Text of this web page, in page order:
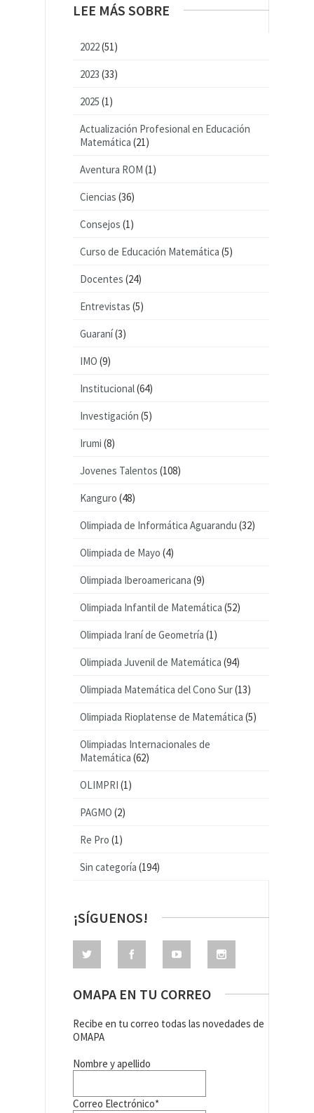
LEE MÁS SOBRE
2022(51)
2023 (33)
2025 (1)
Actualización Profesional en Educación
Matemática (21)
Aventura ROM (1)
Ciencias (36)
Consejos (1)
Curso de Educación Matemática (5)
Docentes (24)
Entrevistas (5)
Guaraní(3)
IMO (9)
Institucional(64)
Investigación (5)
Irumi (8)
Jovenes Talentos (108)
Kanguro (48)
Olimpiada de Informática Aguarandu (32)
Olimpiada de Mayo (4)
Olimpiada Iberoamericana (9)
Olimpiada Infantil de Matemática (52)
Olimpiada Iraní de Geometría (1)
Olimpiada Juvenil de Matemática (94)
Olimpiada Matemática del Cono Sur(13)
Olimpiada Rioplatense de Matemática (5)
Olimpiadas Internacionales de
Matemática (62)
OLIMPRI (1)
PAGMO (2)
Re Pro (1)
Sin categoría (194)
¡SÍGUENOS!
OMAPA EN TU CORREO
Recibe en tu correo todas las novedades de
OMAPA
Nombre y apellido
Correo Electrónico*